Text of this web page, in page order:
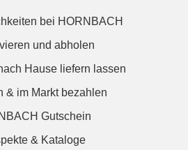
bei HORNBACH
und abholen
Hause liefern lassen
& im Markt bezahlen
Gutschein
& Kataloge